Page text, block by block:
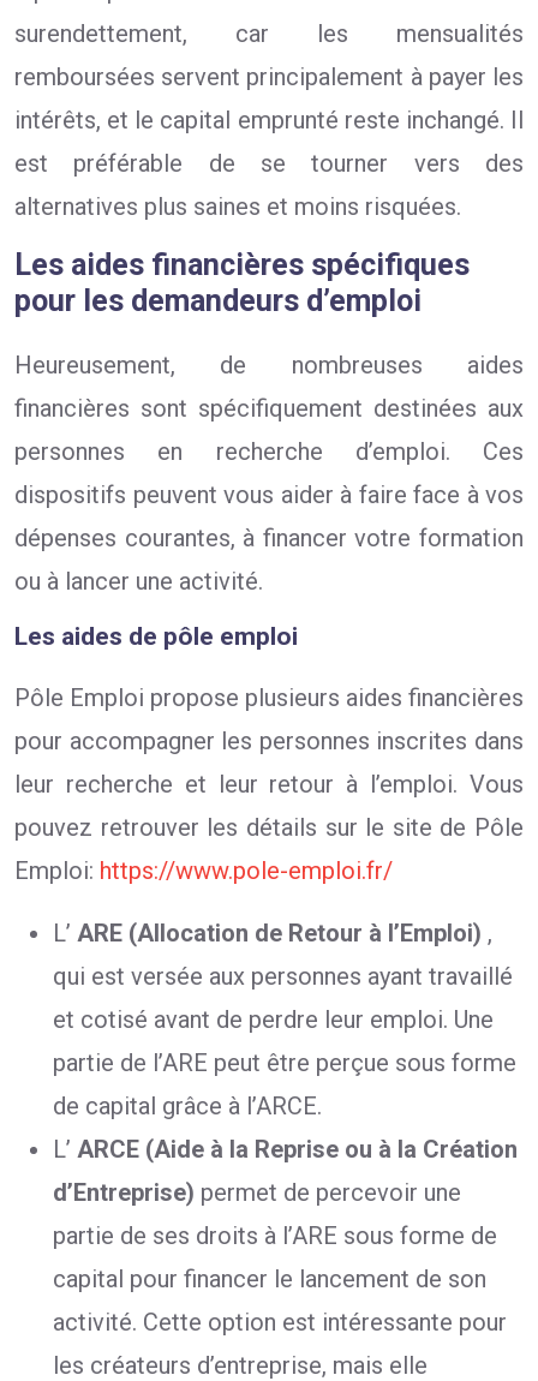
surendettement, car les mensualités
remboursées servent principalement à payer les
intérêts, et le capital emprunté reste inchangé. Il
est préférable de se tourner vers des
alternatives plus saines et moins risquées.
Les aides financières spécifiques
pour les demandeurs d’emploi
Heureusement, de nombreuses aides
financières sont spécifiquement destinées aux
personnes en recherche d’emploi. Ces
dispositifs peuvent vous aider à faire face à vos
dépenses courantes, à financer votre formation
ou à lancer une activité.
Les aides de pôle emploi
Pôle Emploi propose plusieurs aides financières
pour accompagner les personnes inscrites dans
leur recherche et leur retour à l’emploi. Vous
pouvez retrouver les détails sur le site de Pôle
Emploi: https://www.pole-emploi.fr/
L’ ARE (Allocation de Retour à l’Emploi) ,
qui est versée aux personnes ayant travaillé
et cotisé avant de perdre leur emploi. Une
partie de l’ARE peut être perçue sous forme
de capital grâce à l’ARCE.
L’ ARCE (Aide à la Reprise ou à la Création
d’Entreprise) permet de percevoir une
partie de ses droits à l’ARE sous forme de
capital pour financer le lancement de son
activité. Cette option est intéressante pour
les créateurs d’entreprise, mais elle